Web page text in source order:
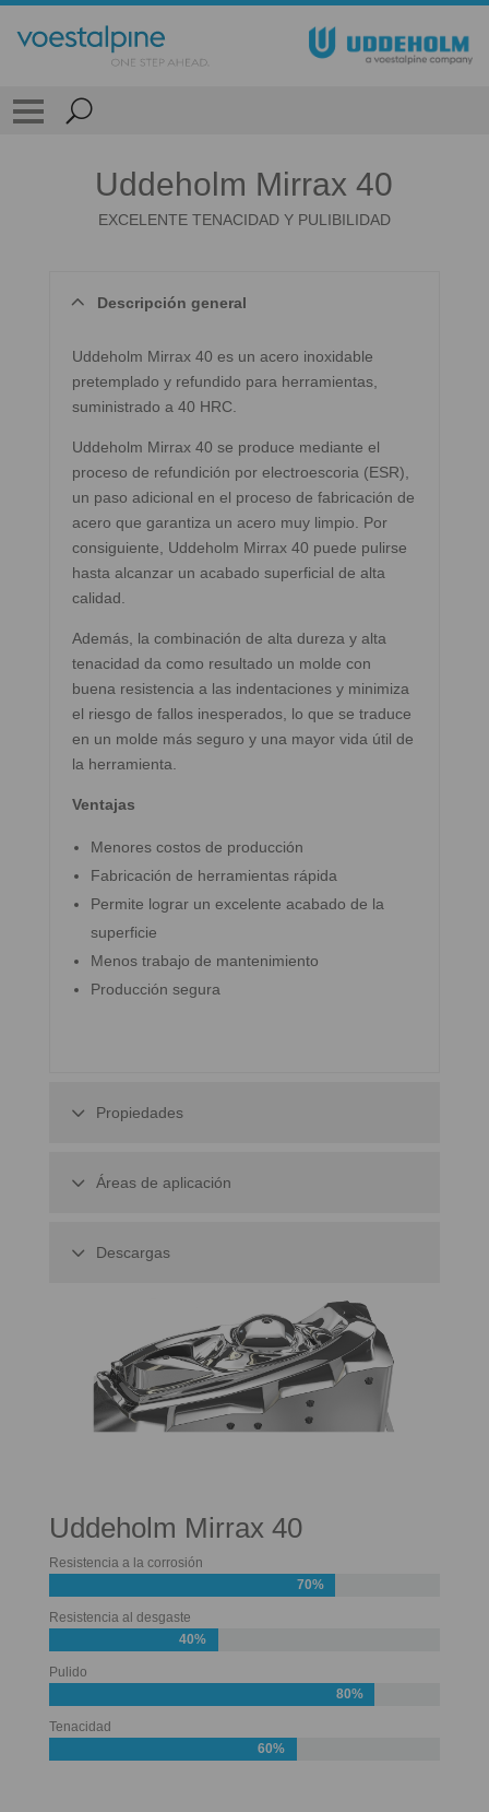
Uddeholm Mirrax 40
EXCELENTE TENACIDAD Y PULIBILIDAD
Descripción general
Uddeholm Mirrax 40 es un acero inoxidable
pretemplado y refundido para herramientas,
suministrado a 40 HRC.
Uddeholm Mirrax 40 se produce mediante el
proceso de refundición por electroescoria (ESR),
un paso adicional en el proceso de fabricación de
acero que garantiza un acero muy limpio. Por
consiguiente, Uddeholm Mirrax 40 puede pulirse
hasta alcanzar un acabado superficial de alta
calidad.
Además, la combinación de alta dureza y alta
tenacidad da como resultado un molde con
buena resistencia a las indentaciones y minimiza
el riesgo de fallos inesperados, lo que se traduce
en un molde más seguro y una mayor vida útil de
la herramienta.
Ventajas
Menores costos de producción
Fabricación de herramientas rápida
Permite lograr un excelente acabado de la
superficie
Menos trabajo de mantenimiento
Producción segura
Propiedades
Áreas de aplicación
Descargas
Uddeholm Mirrax 40
Resistencia a la corrosión
70%
Resistencia al desgaste
40%
Pulido
80%
Tenacidad
60%